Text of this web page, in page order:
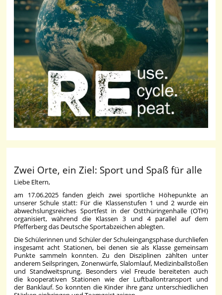
Zwei Orte, ein Ziel: Sport und Spaß für alle
Liebe Eltern,
am 17.06.2025 fanden gleich zwei sportliche Höhepunkte an
unserer Schule statt: Für die Klassenstufen 1 und 2 wurde ein
abwechslungsreiches Sportfest in der Ostthüringenhalle (OTH)
organisiert, während die Klassen 3 und 4 parallel auf dem
Pfefferberg das Deutsche Sportabzeichen ablegten.
Die Schülerinnen und Schüler der Schuleingangsphase durchliefen
insgesamt acht Stationen, bei denen sie als Klasse gemeinsam
Punkte sammeln konnten. Zu den Disziplinen zählten unter
anderem Seilspringen, Zonenwürfe, Slalomlauf, Medizinballstoßen
und Standweitsprung. Besonders viel Freude bereiteten auch
die kooperativen Stationen wie der Luftballontransport und
der Banklauf. So konnten die Kinder ihre ganz unterschiedlichen